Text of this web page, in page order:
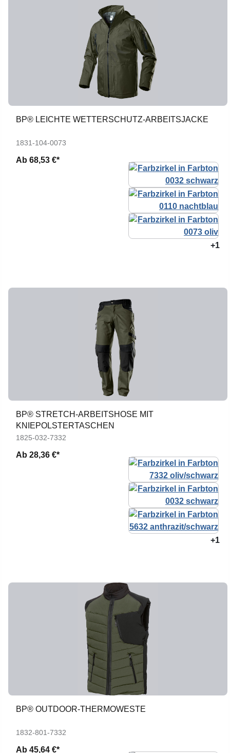
BP® LEICHTE WETTERSCHUTZ-ARBEITSJACKE
1831-104-0073
Ab 68,53 €*
+1
BP® STRETCH-ARBEITSHOSE MIT
KNIEPOLSTERTASCHEN
1825-032-7332
Ab 28,36 €*
+1
BP® OUTDOOR-THERMOWESTE
1832-801-7332
Ab 45,64 €*